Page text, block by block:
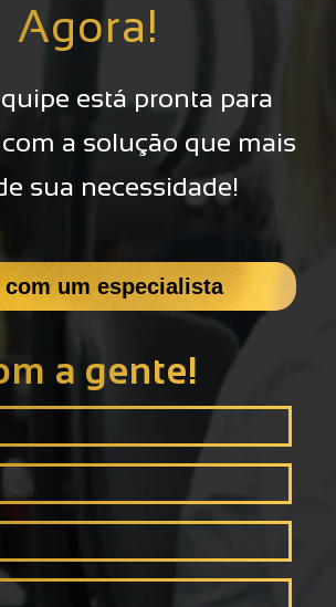
Agora!
está pronta para
a solução que mais
sua necessidade!
com um especialista
a gente!